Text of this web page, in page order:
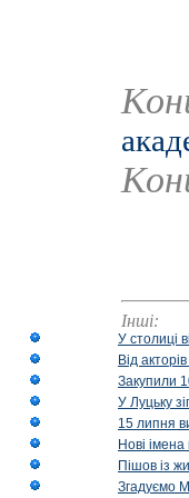
Інші:
У столиці
Від
Закупили
У Луцьку
15 липня
Нові
Пішов із
Згадуємо